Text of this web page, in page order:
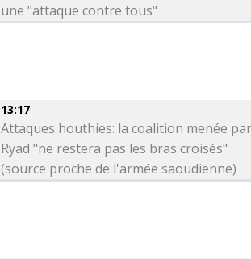
une "attaque contre tous"
13:17
Attaques houthies: la coalition menée
Ryad "ne restera pas les bras croisés"
(source proche de l'armée saoudienne)